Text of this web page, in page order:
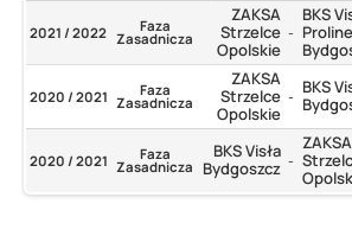
2021 / 2022 Faza
Zasadnicza
ZAKSA
Strzelce
Opolskie
-
BKS
Proline
2020 / 2021 Faza
Zasadnicza
ZAKSA
Strzelce
Opolskie
- BKS
2020 / 2021 Faza
Zasadnicza
BKS Visła
Bydgoszcz -
ZAKSA